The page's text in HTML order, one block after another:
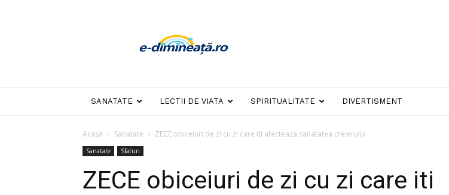
dimineata
SANATATE LECTII DE VIATA SPIRITUALITATE DIVERTISMENT
Acasă Sanatate ZECE obiceiuri de zi cu zi care iti afecteaza sanatatea creierului
Sanatate Sfaturi
ZECE obiceiuri de zi cu zi care iti